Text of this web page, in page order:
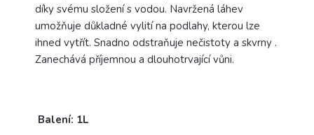
díky svému složení s vodou. Navržená láhev
umožňuje důkladné vylití na podlahy, kterou lze
ihned vytřít. Snadno odstraňuje nečistoty a skvrny .
Zanechává příjemnou a dlouhotrvající vůni.
Balení: 1L